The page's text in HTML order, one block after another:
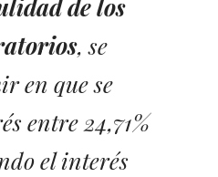
de los
, se
en que se
entre 24,71%
el interés